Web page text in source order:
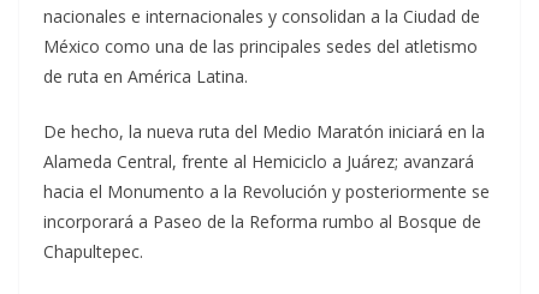
nacionales e internacionales y consolidan a la Ciudad de
México como una de las principales sedes del atletismo
de ruta en América Latina.
De hecho, la nueva ruta del Medio Maratón iniciará en la
Alameda Central, frente al Hemiciclo a Juárez; avanzará
hacia el Monumento a la Revolución y posteriormente se
incorporará a Paseo de la Reforma rumbo al Bosque de
Chapultepec.